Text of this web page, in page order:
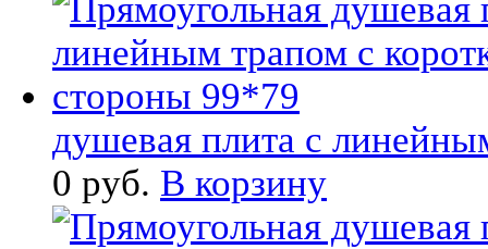
душевая плита с
0 руб. В корзину